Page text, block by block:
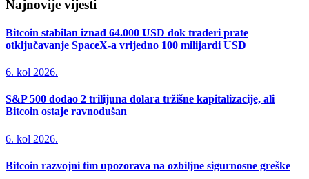
Najnovije vijesti
Bitcoin stabilan iznad 64.000 USD dok traderi prate
otključavanje SpaceX-a vrijedno 100 milijardi USD
6. kol 2026.
S&P 500 dodao 2 trilijuna dolara tržišne kapitalizacije, ali
Bitcoin ostaje ravnodušan
6. kol 2026.
Bitcoin razvojni tim upozorava na ozbiljne sigurnosne greške